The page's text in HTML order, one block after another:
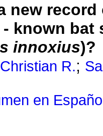
new
known bat
innoxius)?
R.;
en